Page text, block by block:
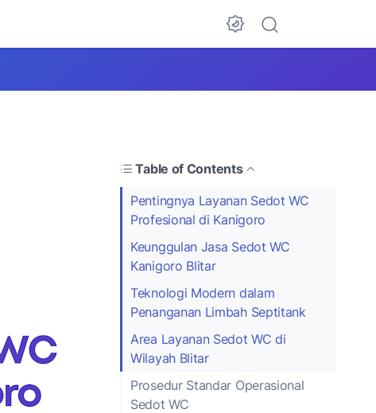
Table of Contents
Pentingnya Layanan Sedot WC
Profesional di Kanigoro
Keunggulan Jasa Sedot WC
Kanigoro Blitar
Teknologi Modern dalam
Penanganan Limbah Septitank
Area Layanan Sedot WC di
Wilayah Blitar
Prosedur Standar Operasional
Sedot WC